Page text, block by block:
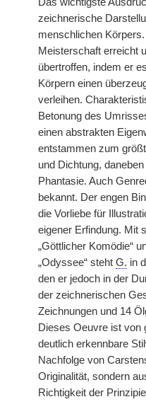
zeichnerische
menschlichen
Meisterschaft erreicht
übertroffen, indem er
Körpern einen
verleihen.
Betonung des
einen abstrakten
entstammen zum
und Dichtung,
Phantasie. Auch
bekannt. Der engen
die Vorliebe für
eigener Erfindung. Mit
„Göttlicher Komödie“
„Odyssee“ steht G. in
den er jedoch in der
der zeichnerischen
Zeichnungen und 14
Dieses Oeuvre ist von
deutlich erkennbare
Nachfolge von
Originalität, sondern
Richtigkeit der